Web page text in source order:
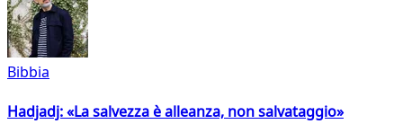
Bibbia
Hadjadj: «La salvezza è alleanza, non salvataggio»